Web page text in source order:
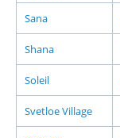
Sana
Shana
Soleil
Svetloe Village